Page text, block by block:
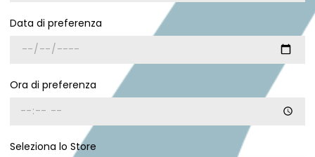
Data di preferenza
Ora di preferenza
Seleziona lo Store